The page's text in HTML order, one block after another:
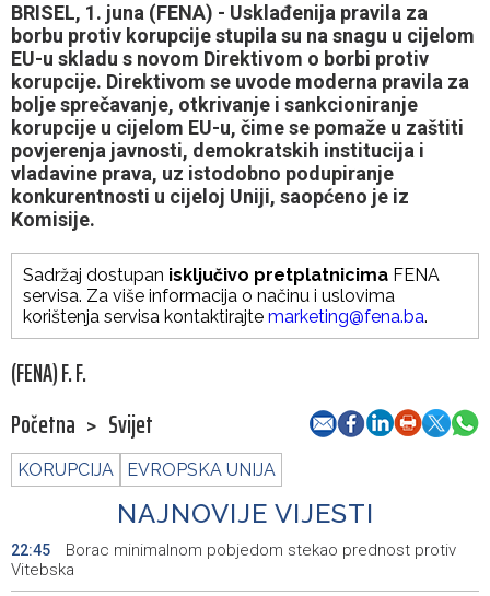
BRISEL, 1. juna (FENA) - Usklađenija pravila za
borbu protiv korupcije stupila su na snagu u cijelom
EU-u skladu s novom Direktivom o borbi protiv
korupcije. Direktivom se uvode moderna pravila za
bolje sprečavanje, otkrivanje i sankcioniranje
korupcije u cijelom EU-u, čime se pomaže u zaštiti
povjerenja javnosti, demokratskih institucija i
vladavine prava, uz istodobno podupiranje
konkurentnosti u cijeloj Uniji, saopćeno je iz
Komisije.
Sadržaj dostupan isključivo pretplatnicima FENA
servisa. Za više informacija o načinu i uslovima
korištenja servisa kontaktirajte marketing@fena.ba.
(FENA) F. F.
Početna > Svijet
KORUPCIJA EVROPSKA UNIJA
NAJNOVIJE VIJESTI
22:45
Borac minimalnom pobjedom stekao prednost protiv
Vitebska